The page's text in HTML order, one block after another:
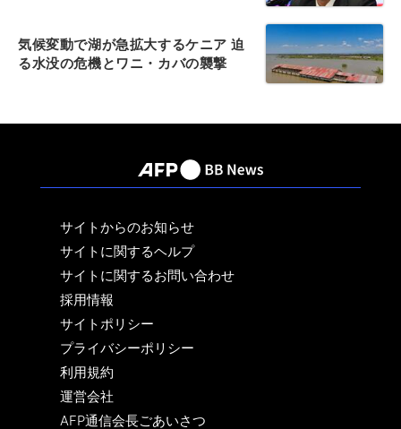
気候変動で湖が急拡大するケニア 迫
る水没の危機とワニ・カバの襲撃
サイトからのお知らせ
サイトに関するヘルプ
サイトに関するお問い合わせ
採用情報
サイトポリシー
プライバシーポリシー
利用規約
運営会社
AFP通信会長ごあいさつ